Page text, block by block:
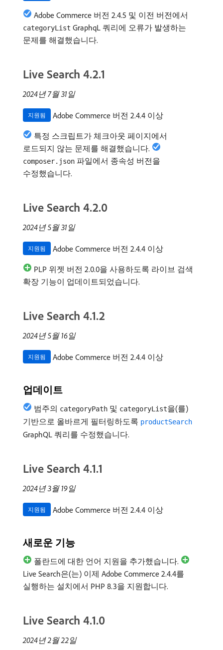
Adobe Commerce 버전 2.4.5 및 이전 버전에서
categoryList GraphqL 쿼리에 오류가 발생하는
문제를 해결했습니다.
Live Search 4.2.1
2024년 7월 31일
지원됨 Adobe Commerce 버전 2.4.4 이상
특정 스크립트가 체크아웃 페이지에서
로드되지 않는 문제를 해결했습니다.
composer.json 파일에서 종속성 버전을
수정했습니다.
Live Search 4.2.0
2024년 5월 31일
지원됨 Adobe Commerce 버전 2.4.4 이상
PLP 위젯 버전 2.0.0을 사용하도록 라이브 검색
확장 기능이 업데이트되었습니다.
Live Search 4.1.2
2024년 5월 16일
지원됨 Adobe Commerce 버전 2.4.4 이상
업데이트
범주의 categoryPath 및 categoryList을(를)
기반으로 올바르게 필터링하도록 productSearch
GraphQL 쿼리를 수정했습니다.
Live Search 4.1.1
2024년 3월 19일
지원됨 Adobe Commerce 버전 2.4.4 이상
새로운 기능
폴란드에 대한 언어 지원을 추가했습니다.
Live Search은(는) 이제 Adobe Commerce 2.4.4를
실행하는 설치에서 PHP 8.3을 지원합니다.
Live Search 4.1.0
2024년 2월 22일